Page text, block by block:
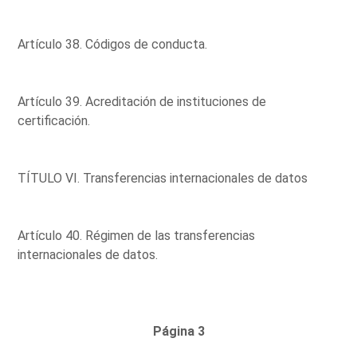
Artículo 38. Códigos de conducta.
Artículo 39. Acreditación de instituciones de
certificación.
TÍTULO VI. Transferencias internacionales de datos
Artículo 40. Régimen de las transferencias
internacionales de datos.
Página 3